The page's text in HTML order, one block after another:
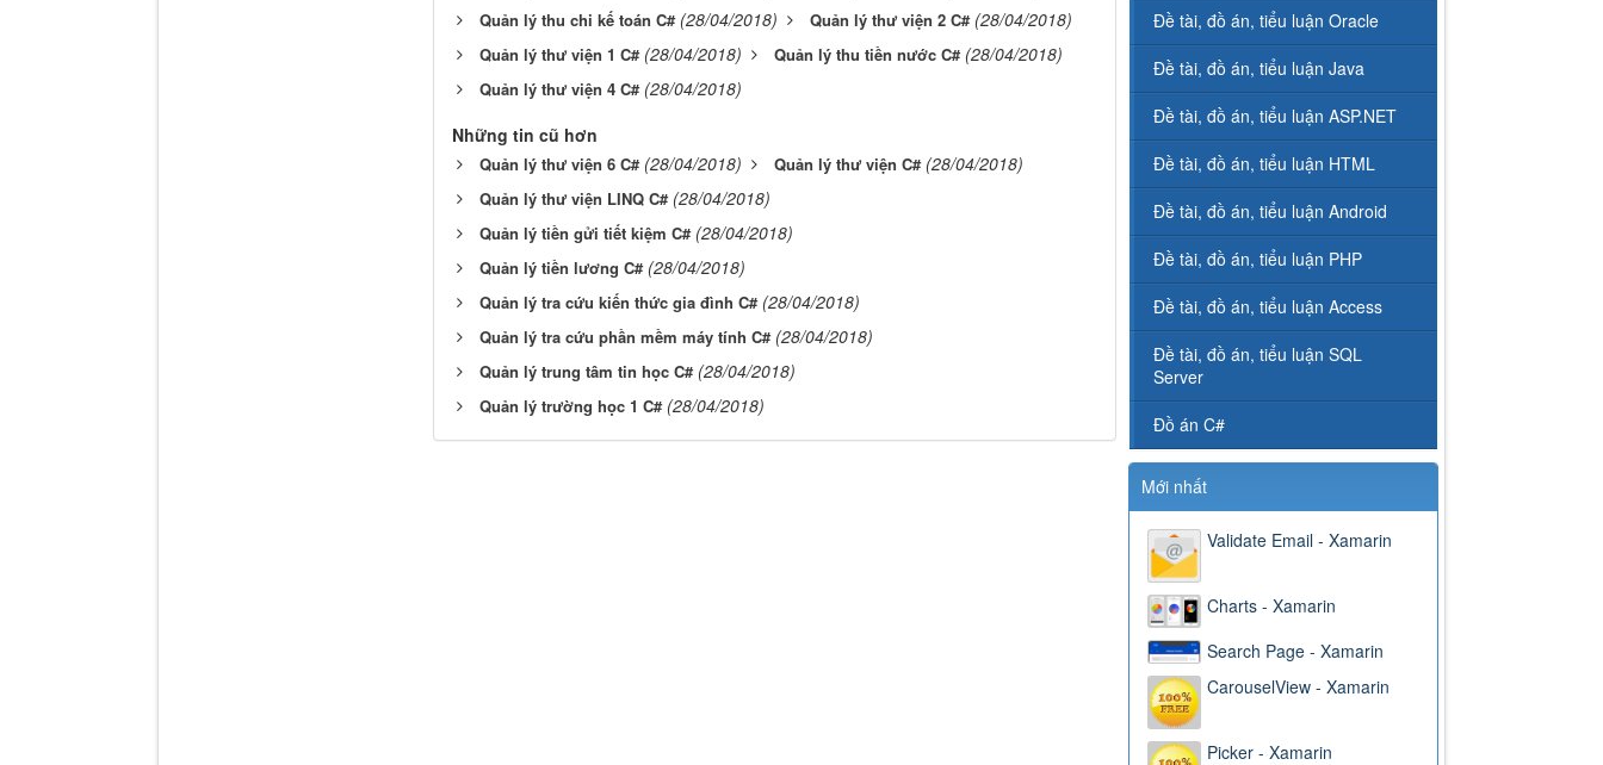
Quản lý thu chi kế toán C# (28/04/2018) Quản lý thư viện 2 C# (28/04/2018)
Quản lý thư viện 1 C# (28/04/2018) Quản lý thu tiền nước C# (28/04/2018)
Quản lý thư viện 4 C# (28/04/2018)
Những tin cũ hơn
Quản lý thư viện 6 C# (28/04/2018) Quản lý thư viện C# (28/04/2018)
Quản lý thư viện LINQ C# (28/04/2018)
Quản lý tiền gửi tiết kiệm C# (28/04/2018)
Quản lý tiền lương C# (28/04/2018)
Quản lý tra cứu kiến thức gia đình C# (28/04/2018)
Quản lý tra cứu phần mềm máy tính C# (28/04/2018)
Quản lý trung tâm tin học C# (28/04/2018)
Quản lý trường học 1 C# (28/04/2018)
Đề tài, đồ án, tiểu luận Oracle
Đề tài, đồ án, tiểu luận Java
Đề tài, đồ án, tiểu luận ASP.NET
Đề tài, đồ án, tiểu luận HTML
Đề tài, đồ án, tiểu luận Android
Đề tài, đồ án, tiểu luận PHP
Đề tài, đồ án, tiểu luận Access
Đề tài, đồ án, tiểu luận SQL
Server
Đồ án C#
Mới nhất
Validate Email - Xamarin
Charts - Xamarin
Search Page - Xamarin
CarouselView - Xamarin
Picker - Xamarin